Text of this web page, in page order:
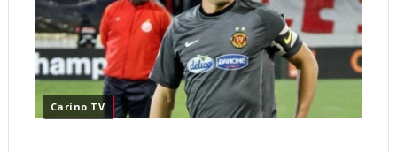
Carino TV